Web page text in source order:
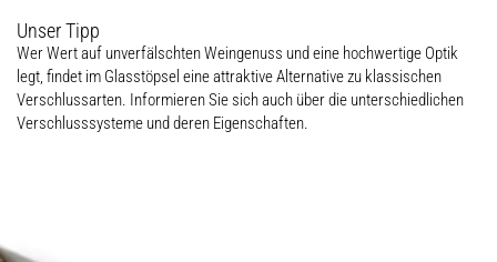
Unser Tipp
Wer Wert auf unverfälschten Weingenuss und eine hochwertige Optik
legt, findet im Glasstöpsel eine attraktive Alternative zu klassischen
Verschlussarten. Informieren Sie sich auch über die unterschiedlichen
Verschlusssysteme und deren Eigenschaften.